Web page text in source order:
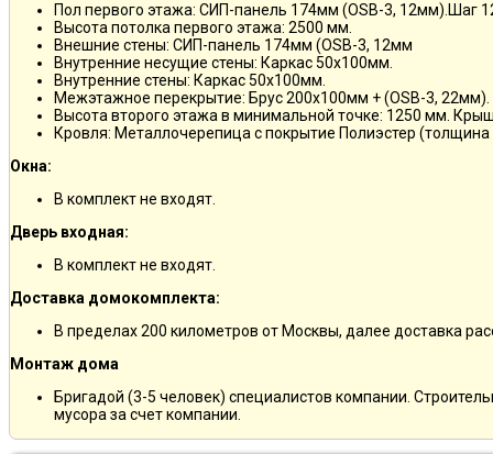
Пол первого этажа: СИП-панель 174мм (OSB-3, 12мм).Шаг
Высота потолка первого этажа: 2500 мм.
Внешние стены: СИП-панель 174мм (OSB-3, 12мм
Внутренние несущие стены: Каркас 50х100мм.
Внутренние стены: Каркас 50х100мм.
Межэтажное перекрытие: Брус 200х100мм + (OSB-3, 22мм).
Высота второго этажа в минимальной точке: 1250 мм.
Кровля: Металлочерепица с покрытие Полиэстер
Окна:
В комплект не входят.
Дверь входная:
В комплект не входят.
Доставка домокомплекта:
В пределах 200 километров от Москвы, далее доставка
Монтаж дома
Бригадой (3-5 человек) специалистов компании.
мусора за счет компании.